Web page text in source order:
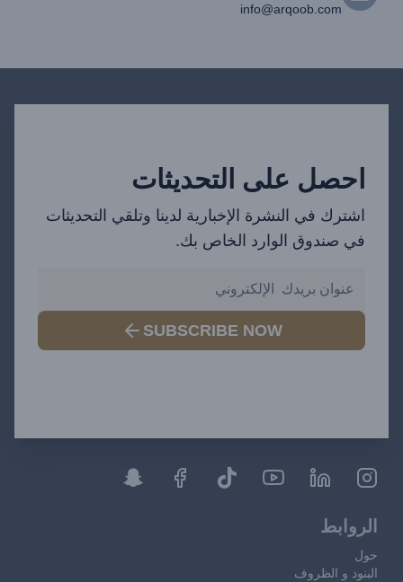
info@arqoob.com
احصل على التحديثات
اشترك في النشرة الإخبارية لدينا وتلقي التحديثات
في صندوق الوارد الخاص بك.
SUBSCRIBE NOW
الروابط
حول
البنود و الظروف